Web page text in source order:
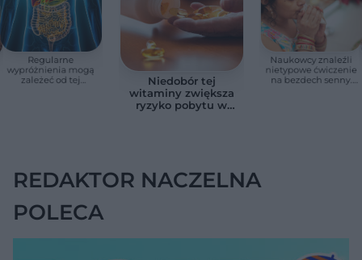
Regularne
wypróżnienia mogą
zależeć od tej
Niedobór tej
witaminy zwiększa
ryzyko pobytu w
Naukowcy znaleźli
nietypowe ćwiczenie
na bezdech senny.
REDAKTOR NACZELNA
POLECA